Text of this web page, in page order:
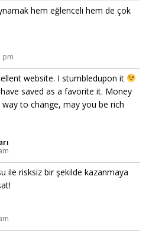
hem eğlenceli hem de çok
pm
website. I stumbledupon it
saved as a favorite it. Money
to change, may you be rich
ile risksiz bir şekilde kazanmaya